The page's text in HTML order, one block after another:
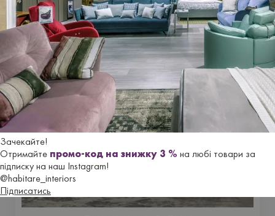
Зачекайте!
Отримайте промо-код на знижку 3 % на любі товари за
підписку на наш Instagram!
@habitare_interiors
Підписатись
Купить